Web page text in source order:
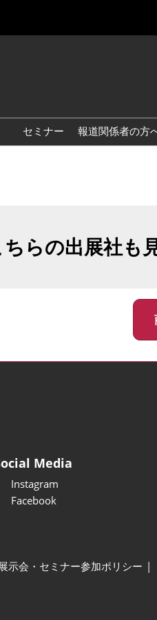
繁
ス・来場ガイド
セミナー 報道関係者の方
らの出展社も
Media
Instagram
Facebook
示会・セミナー参加ポリシー